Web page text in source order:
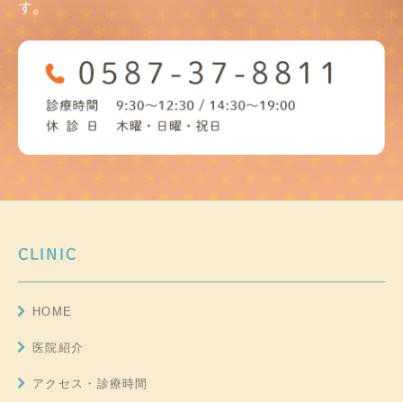
す。
CLINIC
HOME
医院紹介
アクセス・診療時間